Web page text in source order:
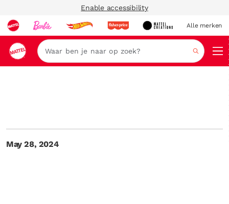
Enable accessibility
Alle merken
Zoeken
May 28, 2024